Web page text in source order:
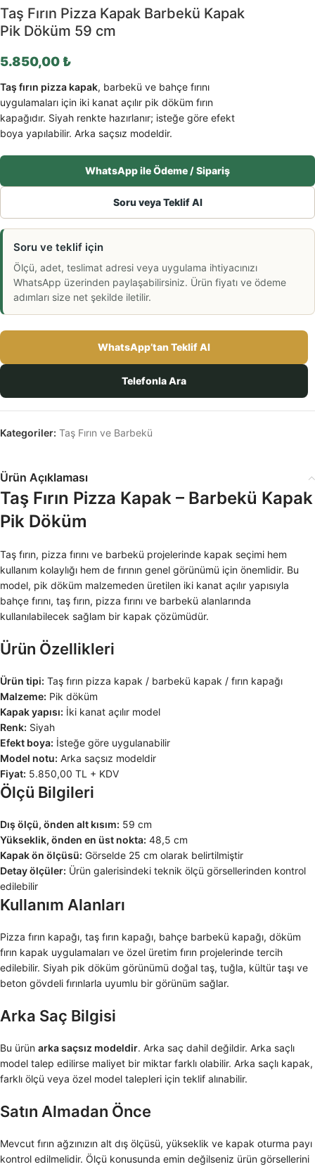
Taş Fırın Pizza Kapak Barbekü Kapak
Pik Döküm 59 cm
5.850,00 ₺
Taş fırın pizza kapak, barbekü ve bahçe fırını
uygulamaları için iki kanat açılır pik döküm fırın
kapağıdır. Siyah renkte hazırlanır; isteğe göre efekt
boya yapılabilir. Arka saçsız modeldir.
WhatsApp ile Ödeme / Sipariş
Soru veya Teklif Al
Soru ve teklif için
Ölçü, adet, teslimat adresi veya uygulama ihtiyacınızı
WhatsApp üzerinden paylaşabilirsiniz. Ürün fiyatı ve ödeme
adımları size net şekilde iletilir.
WhatsApp’tan Teklif Al
Telefonla Ara
Kategoriler: Taş Fırın ve Barbekü
Ürün Açıklaması
Taş Fırın Pizza Kapak – Barbekü Kapak
Pik Döküm
Taş fırın, pizza fırını ve barbekü projelerinde kapak seçimi hem
kullanım kolaylığı hem de fırının genel görünümü için önemlidir. Bu
model, pik döküm malzemeden üretilen iki kanat açılır yapısıyla
bahçe fırını, taş fırın, pizza fırını ve barbekü alanlarında
kullanılabilecek sağlam bir kapak çözümüdür.
Ürün Özellikleri
Ürün tipi: Taş fırın pizza kapak / barbekü kapak / fırın kapağı
Malzeme: Pik döküm
Kapak yapısı: İki kanat açılır model
Renk: Siyah
Efekt boya: İsteğe göre uygulanabilir
Model notu: Arka saçsız modeldir
Fiyat: 5.850,00 TL + KDV
Ölçü Bilgileri
Dış ölçü, önden alt kısım: 59 cm
Yükseklik, önden en üst nokta: 48,5 cm
Kapak ön ölçüsü: Görselde 25 cm olarak belirtilmiştir
Detay ölçüler: Ürün galerisindeki teknik ölçü görsellerinden kontrol
edilebilir
Kullanım Alanları
Pizza fırın kapağı, taş fırın kapağı, bahçe barbekü kapağı, döküm
fırın kapak uygulamaları ve özel üretim fırın projelerinde tercih
edilebilir. Siyah pik döküm görünümü doğal taş, tuğla, kültür taşı ve
beton gövdeli fırınlarla uyumlu bir görünüm sağlar.
Arka Saç Bilgisi
Bu ürün arka saçsız modeldir. Arka saç dahil değildir. Arka saçlı
model talep edilirse maliyet bir miktar farklı olabilir. Arka saçlı kapak,
farklı ölçü veya özel model talepleri için teklif alınabilir.
Satın Almadan Önce
Mevcut fırın ağzınızın alt dış ölçüsü, yükseklik ve kapak oturma payı
kontrol edilmelidir. Ölçü konusunda emin değilseniz ürün görsellerini